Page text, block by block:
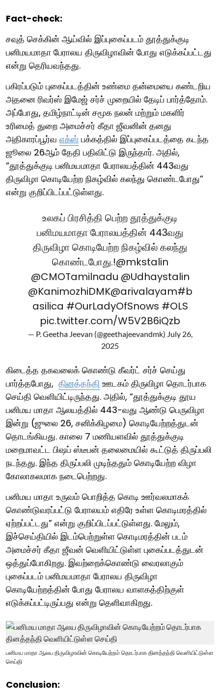
Fact-check:
சவுத் செக்கின் ஆய்வில் இப்புகைப்படம் தூத்துக்குடி
பனிமயமாதா பேராலய திருவிழாவின் போது எடுக்கப்பட்டது
என்று தெரியவந்தது.
பகிரப்படும் புகைப்படத்தின் உண்மை தன்மையை கண்டறிய
அதனை ரிவர்ஸ் இமேஜ் சர்ச் முறையில் தேடிப் பார்த்தோம்.
அப்போது, தமிழ்நாட்டின் சமூக நலன் மற்றும் மகளிர்
உரிமைத் துறை அமைச்சர் கீதா ஜீவனின் தனது
அதிகாரப்பூர்வ எக்ஸ் பக்கத்தில் இப்புகைப்படத்தை கடந்த
ஜூலை 26ஆம் தேதி பதிவிட்டு இருந்தார். அதில்,
“தூத்துக்குடி பனிமயமாதா பேராலயத்தின் 443வது
திருவிழா கொடியேற்ற நிகழ்வில் கலந்து கொண்டபோது”
என்று குறிப்பிடப்பட்டுள்ளது.
உலகப் பிரசித்தி பெற்ற தூத்துக்குடி
பனிமயமாதா பேராலயத்தின் 443வது
திருவிழா கொடியேற்ற நிகழ்வில் கலந்து
கொண்டபோது.!@mkstalin
@CMOTamilnadu @Udhaystalin
@KanimozhiDMK@arivalayam#b
asilica #OurLadyOfSnows #OLS
pic.twitter.com/W5V2B6iQzb
— P. Geetha Jeevan (@geethajeevandmk) July 26,
2025
கிடைத்த தகவலைக் கொண்டு கீவர்ட் சர்ச் செய்து
பார்த்தபோது, தினத்தந்தி ஊடகம் திருவிழா தொடர்பாக
செய்தி வெளியிட்டிருந்தது. அதில், “தூத்துக்குடி தூய
பனிமய மாதா ஆலயத்தில் 443-வது ஆண்டு பெருவிழா
இன்று (ஜுலை 26, சனிக்கிழமை) கொடியேற்றத்துடன்
தொடங்கியது. காலை 7 மணியளவில் தூத்துக்குடி
மறைமாவட்ட பிஷப் ஸ்டீபன் தலைமையில் கூட்டுத் திருப்பலி
நடந்தது. இந்த திருப்பலி முடிந்ததும் கொடியேற்ற விழா
கோலாகலமாக நடைபெற்றது.
பனிமய மாதா உருவம் பொறித்த கொடி ஊர்வலமாகக்
கொண்டுவரப்பட்டு பேராலயம் எதிரே உள்ள கொடிமரத்தில்
ஏற்றப்பட்டது” என்று குறிப்பிடப்பட்டுள்ளது. மேலும்,
இச்செய்தியில் இடம்பெற்றுள்ள கொடிமரத்தின் படம்
அமைச்சர் கீதா ஜீவன் வெளியிட்டுள்ள புகைப்படத்துடன்
ஒத்துப்போகிறது. இவற்றைக்கொண்டு வைரலாகும்
புகைப்படம் பனிமயமாதா பேராலய திருவிழா
கொடியேற்றத்தின் போது பேராலய வாளகத்திற்குள்
எடுக்கப்பட்டிருப்பது என்று தெளிவாகிறது.
பனிமய மாதா ஆலய திருவிழாவின் கொடியேற்றம் தொடர்பாக தினத்தந்தி வெளியிட்டுள்ள
செய்தி
Conclusion: